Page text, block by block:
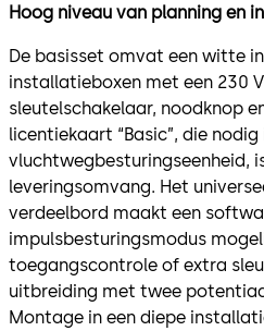
Hoog niveau van planning en
De basisset omvat een witte
installatieboxen met een 230
sleutelschakelaar, noodknop
licentiekaart “Basic”, die
vluchtwegbesturingseenheid,
leveringsomvang. Het
verdeelbord maakt een
impulsbesturingsmodus
toegangscontrole of extra
uitbreiding met twee
Montage in een diepe